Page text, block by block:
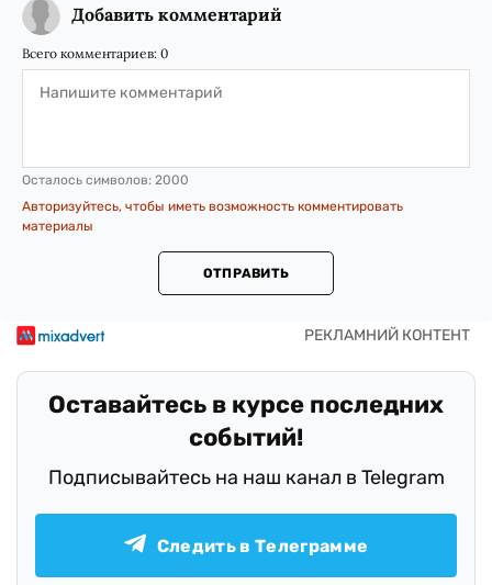
Добавить комментарий
Всего комментариев: 0
Осталось символов: 2000
Авторизуйтесь, чтобы иметь возможность комментировать
материалы
ОТПРАВИТЬ
Оставайтесь в курсе последних
событий!
Подписывайтесь на наш канал в Telegram
Следить в Телеграмме